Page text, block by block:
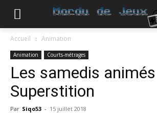
Accueil Animation
Animation Courts-métrages
Les samedis
Superstition
Par Siqo53 - 15 juillet 2018